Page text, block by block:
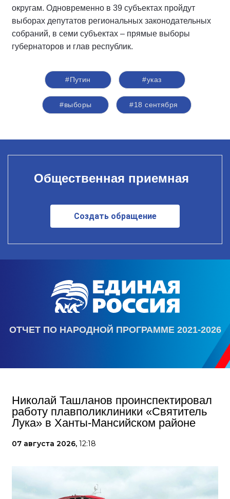
округам. Одновременно в 39 субъектах пройдут
выборах депутатов региональных законодательных
собраний, в семи субъектах – прямые выборы
губернаторов и глав республик.
#Путин #указ
#выборы #18 сентября
Общественная приемная
Создать обращение
ОТЧЕТ ПО НАРОДНОЙ ПРОГРАММЕ 2021-2026
Николай Ташланов проинспектировал
работу плавполиклиники «Святитель
Лука» в Ханты-Мансийском районе
07 августа 2026, 12:18